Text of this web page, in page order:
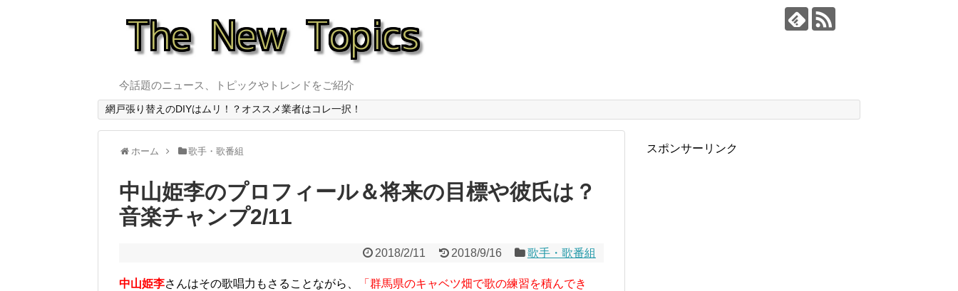
今話題のニュース、トピックやトレンドをご紹介
網戸張り替えのDIYはムリ！？オススメ業者はコレ一択！
ホーム 歌手・歌番組
中山姫李のプロフィール＆将来の目標や彼氏は？
音楽チャンプ2/11
2018/2/11 2018/9/16 歌手・歌番組
中山姫李さんはその歌唱力もさることながら、
「群馬県のキャベツ畑で歌の練習を積んでき
スポンサーリンク